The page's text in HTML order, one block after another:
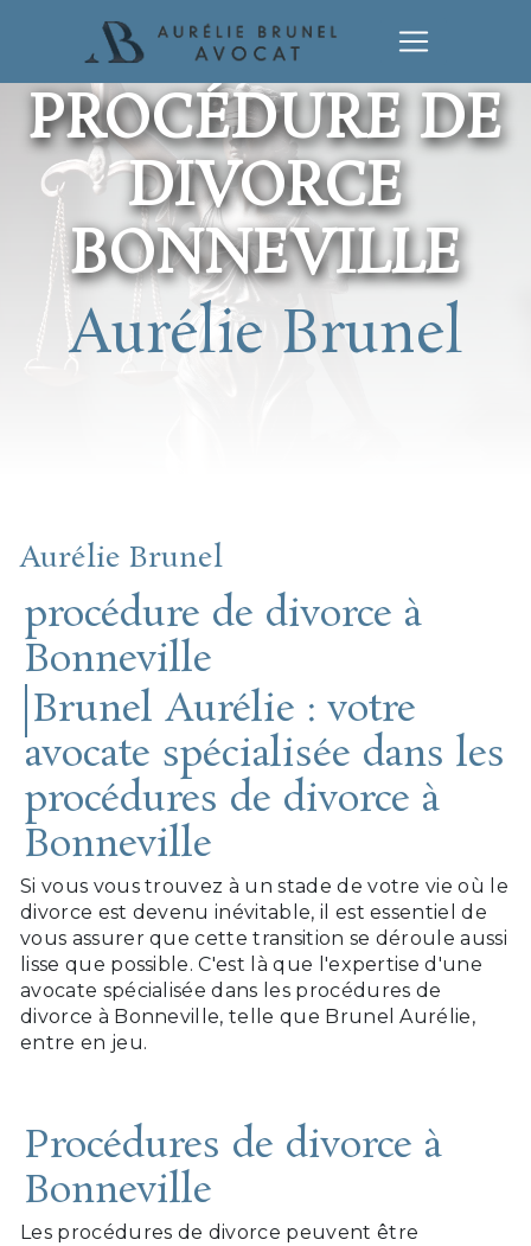
PROCÉDURE DE
DIVORCE
BONNEVILLE
Aurélie Brunel
Aurélie Brunel
procédure de divorce à
Bonneville
Brunel Aurélie : votre
avocate spécialisée dans les
procédures de divorce à
Bonneville
Si vous vous trouvez à un stade de votre vie où le
divorce est devenu inévitable, il est essentiel de
vous assurer que cette transition se déroule aussi
lisse que possible. C'est là que l'expertise d'une
avocate spécialisée dans les procédures de
divorce à Bonneville, telle que Brunel Aurélie,
entre en jeu.
Procédures de divorce à
Bonneville
Les procédures de divorce peuvent être